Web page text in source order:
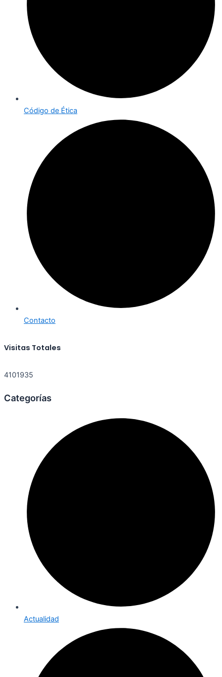
Código de Ética
Contacto
Visitas Totales
4101935
Categorías
Actualidad